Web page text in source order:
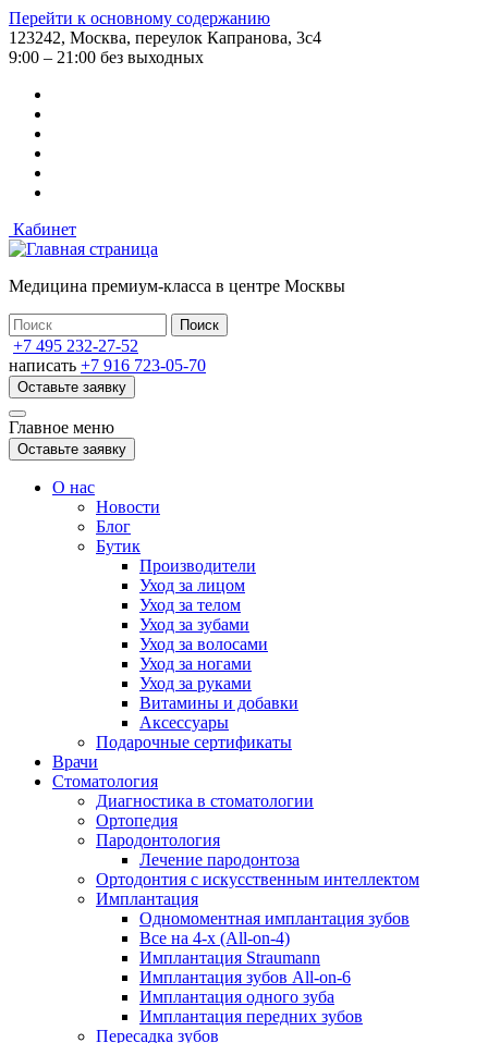
Перейти к основному содержанию
123242, Москва, переулок Капранова, 3с4
9:00 – 21:00 без выходных
Кабинет
Медицина премиум-класса в центре Москвы
+7 495 232-27-52
написать +7 916 723-05-70
Оставьте заявку
Главное меню
Оставьте заявку
О нас
Новости
Блог
Бутик
Производители
Уход за лицом
Уход за телом
Уход за зубами
Уход за волосами
Уход за ногами
Уход за руками
Витамины и добавки
Аксессуары
Подарочные сертификаты
Врачи
Стоматология
Диагностика в стоматологии
Ортопедия
Пародонтология
Лечение пародонтоза
Ортодонтия с искусственным интеллектом
Имплантация
Одномоментная имплантация зубов
Все на 4-х (All-on-4)
Имплантация Straumann
Имплантация зубов All-on-6
Имплантация одного зуба
Имплантация передних зубов
Пересадка зубов